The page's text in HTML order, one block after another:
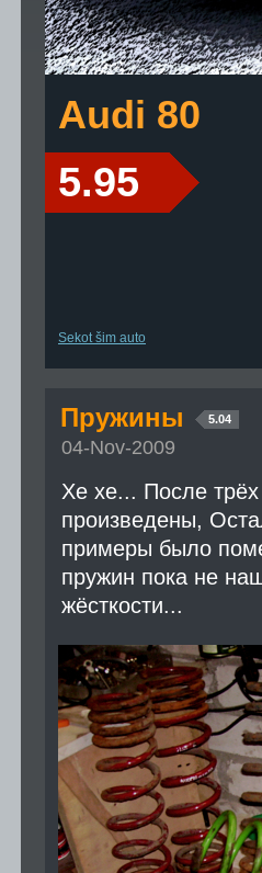
Audi 80
5.95
Sekot šim auto
Пружины 5.04
04-Nov-2009
Хе хе... После
произведены,
примеры было
пружин пока не
жёсткости...